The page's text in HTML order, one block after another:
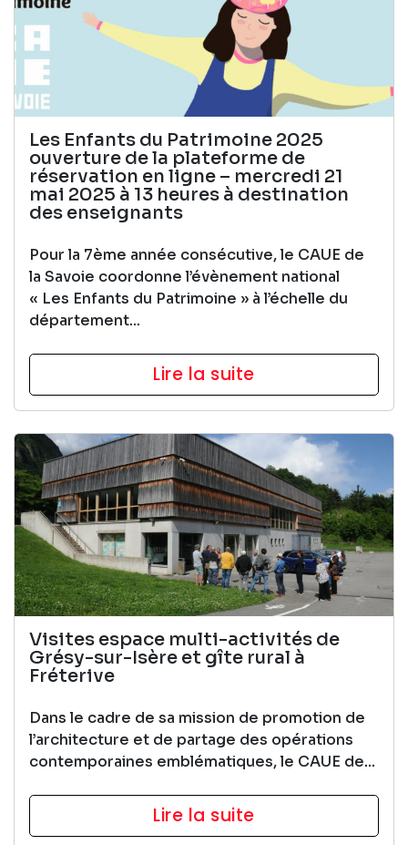
Les Enfants du Patrimoine 2025
ouverture de la plateforme de
réservation en ligne – mercredi 21
mai 2025 à 13 heures à destination
des enseignants
Pour la 7ème année consécutive, le CAUE de
la Savoie coordonne l’évènement national
« Les Enfants du Patrimoine » à l’échelle du
département...
Lire la suite
Visites espace multi-activités de
Grésy-sur-Isère et gîte rural à
Fréterive
Dans le cadre de sa mission de promotion de
l’architecture et de partage des opérations
contemporaines emblématiques, le CAUE de...
Lire la suite